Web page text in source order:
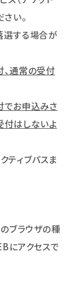
い。
選する場合が
通常の受付
でお申込みさ
付はしないよ
ティブパスま
ブラウザの種
にアクセスで